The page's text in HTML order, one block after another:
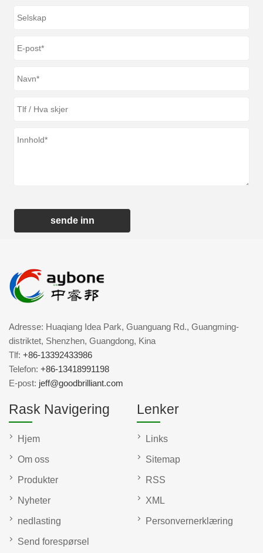
sende inn
Adresse: Huaqiang Idea Park, Guanguang Rd., Guangming-
distriktet, Shenzhen, Guangdong, Kina
Tlf: +86-13392433986
Telefon: +86-13418991198
E-post: jeff@goodbrilliant.com
Rask Navigering
Hjem
Om oss
Produkter
Nyheter
nedlasting
Send forespørsel
Lenker
Links
Sitemap
RSS
XML
Personvernerklæring